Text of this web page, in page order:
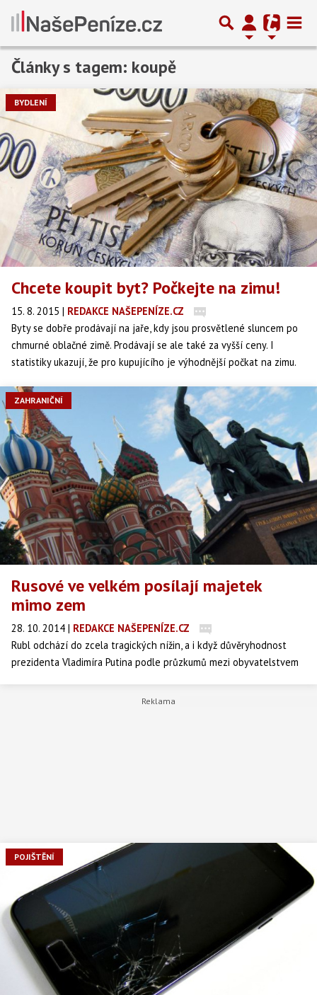
Články s tagem: koupě
BYDLENÍ
Chcete koupit byt? Počkejte na zimu!
15. 8. 2015 | REDAKCE NAŠEPENÍZE.CZ
Byty se dobře prodávají na jaře, kdy jsou prosvětlené sluncem po
chmurné oblačné zimě. Prodávají se ale také za vyšší ceny. I
statistiky ukazují, že pro kupujícího je výhodnější počkat na zimu.
ZAHRANIČNÍ
Rusové ve velkém posílají majetek
mimo zem
28. 10. 2014 | REDAKCE NAŠEPENÍZE.CZ
Rubl odchází do zcela tragických nížin, a i když důvěryhodnost
prezidenta Vladimíra Putina podle průzkumů mezi obyvatelstvem
zabřednutí do vleklé finanční a ekonomické krize.
POJIŠTĚNÍ
Předchozí Další